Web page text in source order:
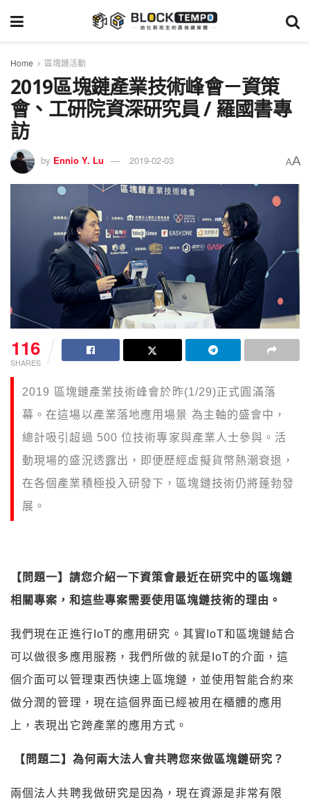
Home 區塊鏈活動
2019區塊鏈產業技術峰會－資策
會、工研院資深研究員 / 羅國書專
訪
by Ennio Y. Lu 2019-02-03 AA
116
SHARES
2019 區塊鏈產業技術峰會於昨(1/29)正式圓滿落
幕。在這場以產業落地應⽤場景 為主軸的盛會中，
總計吸引超過 500 位技術專家與產業⼈⼠參與。活
動現場的盛況透露出，即便歷經虛擬貨幣熱潮衰退，
在各個產業積極投⼊研發下，區塊鏈技術仍將蓬勃發
展。
【問題一】請您介紹一下資策會最近在研究中的區塊鏈
相關專案，和這些專案需要使用區塊鏈技術的理由。
我們現在正進行IoT的應用研究。其實IoT和區塊鏈結合
可以做很多應用服務，我們所做的就是IoT的介面，這
個介面可以管理東西快速上區塊鏈，並使用智能合約來
做分潤的管理，現在這個界面已經被用在櫃體的應用
上，表現出它跨產業的應用方式。
【問題二】為何兩大法人會共聘您來做區塊鏈研究？
兩個法人共聘我做研究是因為，現在資源是非常有限